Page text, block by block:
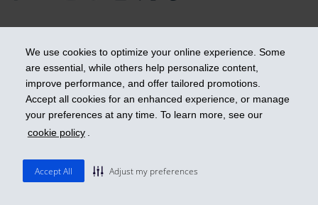
We use cookies to optimize your online experience. Some
are essential, while others help personalize content,
improve performance, and offer tailored promotions.
Accept all cookies for an enhanced experience, or manage
your preferences at any time. To learn more, see our
cookie policy .
Accept All Adjust my preferences
Prendre les devants